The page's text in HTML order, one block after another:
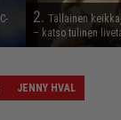
2. Tällainen
– katso tulinen
JENNY HVAL